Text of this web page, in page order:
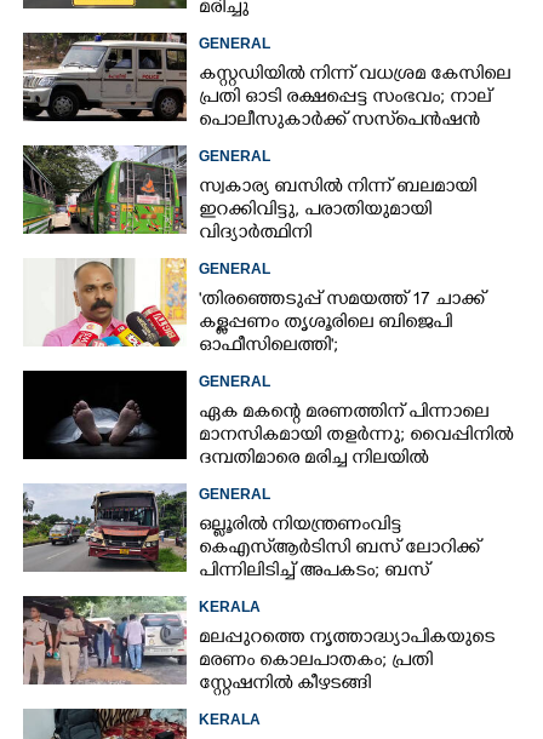
മരിച്ചു
GENERAL
കസ്റ്റഡിയിൽ നിന്ന് വധശ്രമ കേസിലെ
പ്രതി ഓടി രക്ഷപ്പെട്ട സംഭവം; നാല്
പൊലീസുകാർക്ക് സസ്‌പെൻഷൻ
GENERAL
സ്വകാര്യ ബസിൽ നിന്ന് ബലമായി
ഇറക്കിവിട്ടു, പരാതിയുമായി
വിദ്യാർത്ഥിനി
GENERAL
'തിരഞ്ഞെടുപ്പ് സമയത്ത് 17 ചാക്ക്
കള്ളപ്പണം തൃശൂരിലെ ബിജെപി
ഓഫീസിലെത്തി';
വെളിപ്പെടുത്തലുമായി മുൻ ഓഫീസ്
സെക്രട്ടറി
GENERAL
ഏക മകന്റെ മരണത്തിന് പിന്നാലെ
മാനസികമായി തളർന്നു; വൈപ്പിനിൽ
ദമ്പതിമാരെ മരിച്ച നിലയിൽ
കണ്ടെത്തി
GENERAL
ഒല്ലൂരിൽ നിയന്ത്രണംവിട്ട
കെഎസ്‌ആർടിസി ബസ് ലോറിക്ക്
പിന്നിലിടിച്ച് അപകടം; ബസ്
ഡ്രൈവർക്ക് പരിക്ക്
KERALA
മലപ്പുറത്തെ നൃത്താദ്ധ്യാപികയുടെ
മരണം കൊലപാതകം; പ്രതി
സ്റ്റേഷനിൽ കീഴടങ്ങി
KERALA